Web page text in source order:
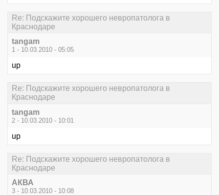
Re: Подскажите хорошего невропатолога в
Краснодаре
tangam
1 - 10.03.2010 - 05:05
up
Re: Подскажите хорошего невропатолога в
Краснодаре
tangam
2 - 10.03.2010 - 10:01
up
Re: Подскажите хорошего невропатолога в
Краснодаре
АКВА
3 - 10.03.2010 - 10:08